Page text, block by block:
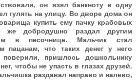
он взял банкноту в одну
гулять на улицу. Во дворе дома он
купить ему пачку крабовых
же добродушно раздал другим
в песочнице. Мальчик стал
пацанам, что таких денег у него
пришлось дошкольнику
чтобы не упасть в глазах друзей.
раздавал направо и налево,